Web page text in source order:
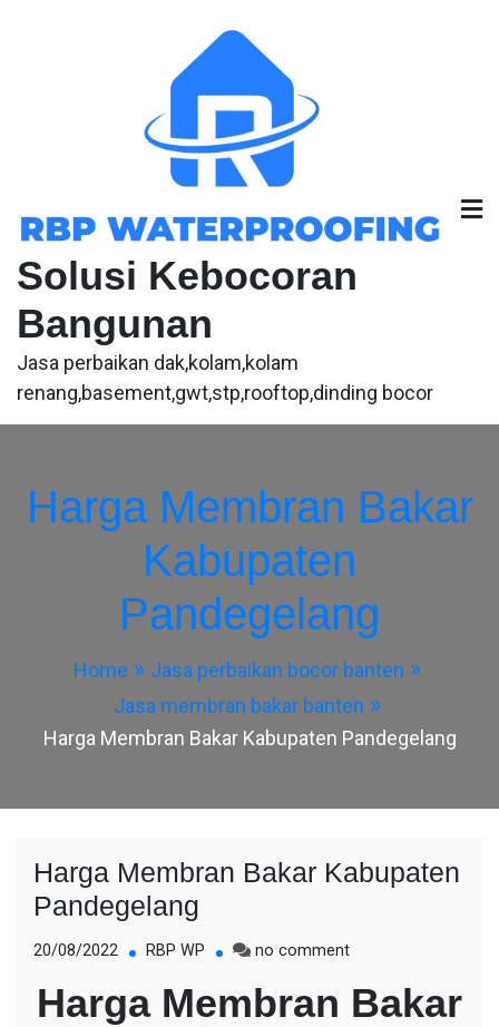
Solusi Kebocoran
Bangunan
Jasa perbaikan dak,kolam,kolam
renang,basement,gwt,stp,rooftop,dinding bocor
Harga Membran Bakar
Kabupaten
Pandegelang
Home
Jasa perbaikan bocor banten
Jasa membran bakar banten
Harga Membran Bakar Kabupaten Pandegelang
Harga Membran Bakar Kabupaten
Pandegelang
20/08/2022 RBP WP no commenton
Membran
Bakar
Harga Membran Bakar